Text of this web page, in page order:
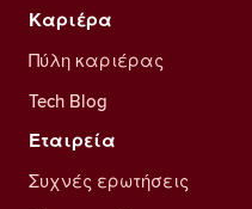
Καριέρα
Πύλη καριέρας
Tech Blog
Εταιρεία
Συχνές ερωτήσεις